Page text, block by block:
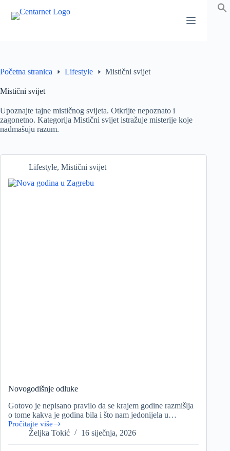
sadržaj
Početna stranica Lifestyle Mistični svijet
Mistični svijet
Upoznajte tajne mističnog svijeta. Otkrijte nepoznato i
zagonetno. Kategorija Mistični svijet istražuje misterije koje
nadmašuju razum.
Lifestyle, Mistični svijet
Novogodišnje odluke
Gotovo je nepisano pravilo da se krajem godine razmišlja
o tome kakva je godina bila i što nam jedonijela u…
Pročitajte više
Novogodišnje
odlukeŽeljka Tokić 16 siječnja, 2026